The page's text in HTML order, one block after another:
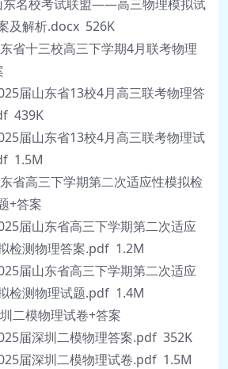
东名校考试联盟——高三物理模拟试
及解析.docx 526K
省十三校高三下学期4月联考物理
届山东省13校4月高三联考物理答
439K
届山东省13校4月高三联考物理试
1.5M
省高三下学期第二次适应性模拟检
+答案
届山东省高三下学期第二次适应
检测物理答案.pdf 1.2M
届山东省高三下学期第二次适应
检测物理试题.pdf 1.4M
二模物理试卷+答案
届深圳二模物理答案.pdf 352K
届深圳二模物理试卷.pdf 1.5M